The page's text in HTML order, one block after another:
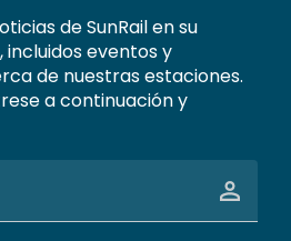
de SunRail en su
eventos y
de nuestras estaciones.
a continuación y